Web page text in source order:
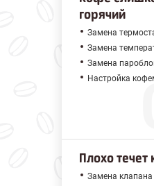
горячий
Замена
Замена
Замена
Настройка
Плохо течет
Замена